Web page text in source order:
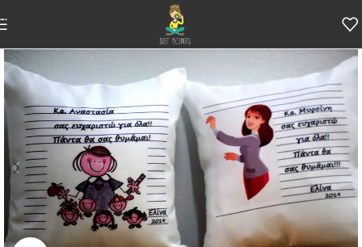
Skip to navigation
Skip to main content